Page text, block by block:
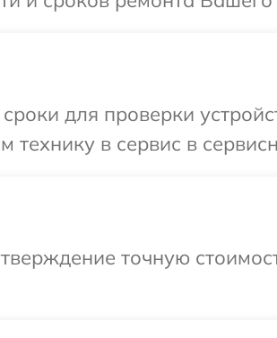
для проверки
технику в сервис в
точную